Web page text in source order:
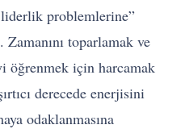
problemlerine”
toparlamak ve
öğrenmek için harcamak
derecede enerjisini
odaklanmasına